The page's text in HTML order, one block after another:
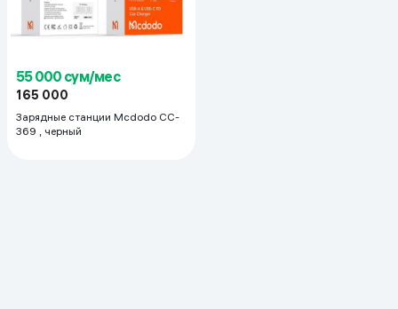
55 000 сум/мес
165 000
Зарядные станции Mcdodo CC-
369 , черный